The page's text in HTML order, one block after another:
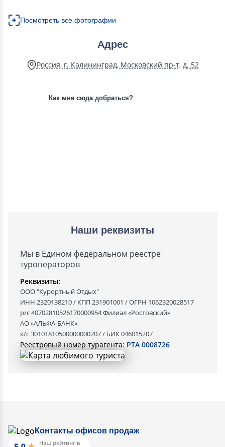
Посмотреть все фотографии
Адрес
Россия, г. Калининград, Московский пр-т, д. 52
Как мне сюда добраться?
Наши реквизиты
Мы в Едином федеральном реестре
туроператоров
Реквизиты:
ООО "Курортный Отдых"
ИНН 2320138210 / КПП 231901001 / ОГРН 1062320028517
р/с 40702810526170000954 Филиал «Ростовский»
АО «АЛЬФА-БАНК»
к/с 30101810500000000207 / БИК 046015207
Реестровый номер турагента: РТА 0008726
Контакты офисов продаж